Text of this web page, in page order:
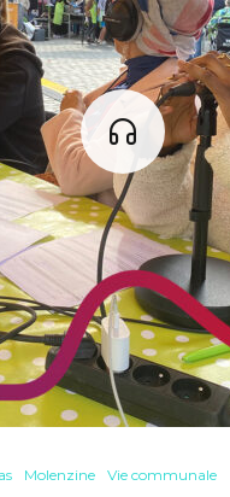
Molenzine Vie communale